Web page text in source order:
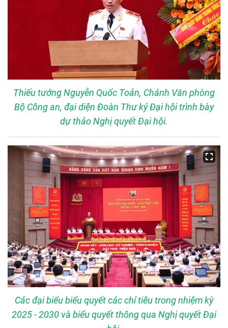
Thiếu tướng Nguyễn Quốc Toản, Chánh Văn phòng
Bộ Công an, đại diện Đoàn Thư ký Đại hội trình bày
dự thảo Nghị quyết Đại hội.
Các đại biểu biểu quyết các chỉ tiêu trong nhiệm kỳ
2025 - 2030 và biểu quyết thông qua Nghị quyết Đại